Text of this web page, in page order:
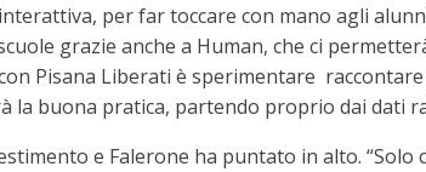
per far toccare con mano agli
grazie anche a Human, che ci
con Pisana Liberati è sperimentare
buona pratica, partendo proprio dai dati
e Falerone ha puntato in alto.